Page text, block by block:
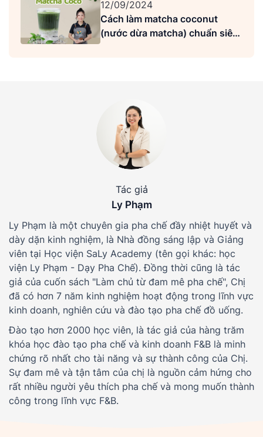
12/09/2024
Cách làm matcha coconut
(nước dừa matcha) chuẩn siêu
Tác giả
Ly Phạm
Ly Phạm là một chuyên gia pha chế đầy nhiệt huyết và
dày dặn kinh nghiệm, là Nhà đồng sáng lập và Giảng
viên tại Học viện SaLy Academy (tên gọi khác: học
viện Ly Phạm - Dạy Pha Chế). Đồng thời cũng là tác
giả của cuốn sách "Làm chủ từ đam mê pha chế", Chị
đã có hơn 7 năm kinh nghiệm hoạt động trong lĩnh vực
kinh doanh, nghiên cứu và đào tạo pha chế đồ uống.
Đào tạo hơn 2000 học viên, là tác giả của hàng trăm
khóa học đào tạo pha chế và kinh doanh F&B là minh
chứng rõ nhất cho tài năng và sự thành công của Chị.
Sự đam mê và tận tâm của chị là nguồn cảm hứng cho
rất nhiều người yêu thích pha chế và mong muốn thành
công trong lĩnh vực F&B.